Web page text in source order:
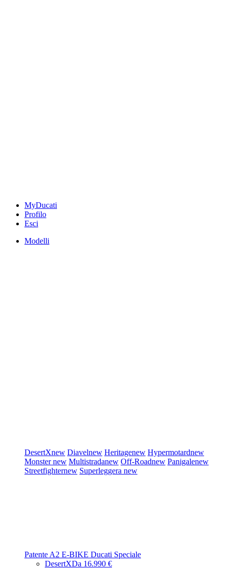
MyDucati
Profilo
Esci
Modelli
DesertXnew Diavelnew Heritagenew Hypermotardnew
Monsternew Multistradanew Off-Roadnew Panigalenew
Streetfighternew Superleggera new
Patente A2 E-BIKE Ducati Speciale
DesertXDa 16.990 €